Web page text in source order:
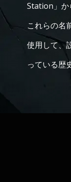
Station」か
これらの名
使用して、
っている歴